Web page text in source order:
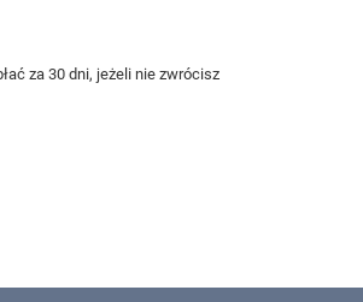
za 30 dni, jeżeli nie zwrócisz